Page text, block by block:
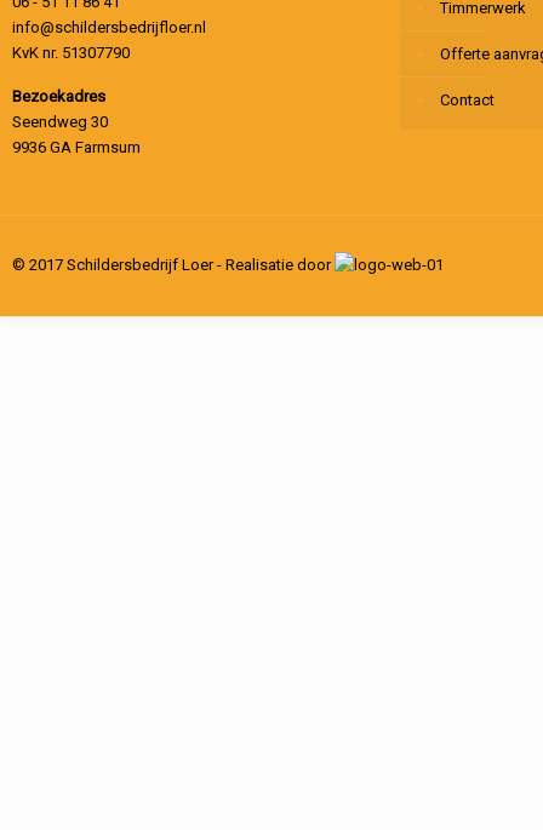
info@schildersbedrijfloer.nl
KvK nr. 51307790
Bezoekadres
Seendweg 30
9936 GA Farmsum
Timmerwerk
Offerte
Contact
© 2017 Schildersbedrijf Loer - Realisatie door